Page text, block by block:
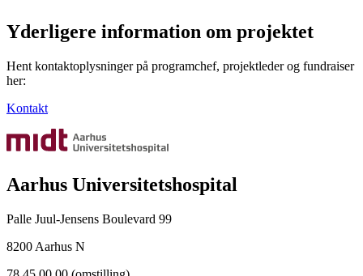
Yderligere information om projektet
Hent kontaktoplysninger på programchef, projektleder og fundraiser
her:
Kontakt
Aarhus Universitetshospital
Palle Juul-Jensens Boulevard 99
8200 Aarhus N